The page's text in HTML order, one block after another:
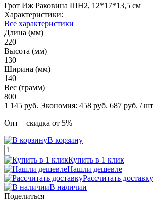
Грот Иж Раковина ШН2, 12*17*13,5 см
Характеристики:
Все характеристики
Длина (мм)
220
Высота (мм)
130
Ширина (мм)
140
Вес (грамм)
800
1 145руб. Экономия: 458 руб. 687 руб. / шт
Опт – скидка от 5%
В корзину
Купить в 1 клик
Нашли дешевле
Рассчитать доставку
В наличии
Поделиться